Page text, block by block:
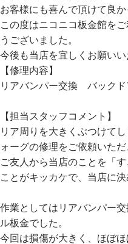
お客様にも喜んで頂けて良か
この度はニコニコ板金館を
うございました。
今後も当店を宜しくお願いい
【修理内容】
リアバンパー交換 バックド
【担当スタッフコメント】
リア周りを大きくぶつけて
ォーグの修理をご依頼いただ
ご友人から当店のことを「
ことがキッカケで、当店に
作業としてはリアバンパー
ル板金でした。
今回は損傷が大きく、ほぼほ